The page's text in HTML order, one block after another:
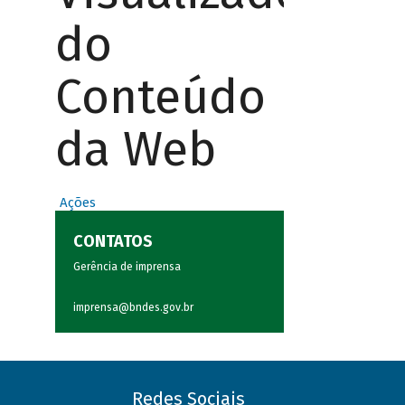
do
Conteúdo
da Web
Ações
CONTATOS
Gerência de imprensa
imprensa@bndes.gov.br
Redes Sociais